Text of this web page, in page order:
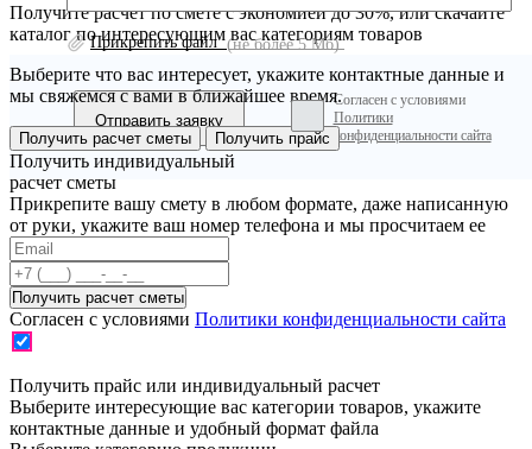
Прикрепить файл(не более 5 Мб)
Согласен с условиями
Политики
конфиденциальности сайта
Получите расчет по смете с экономией до 30%, или скачайте
каталог по интересующим вас категориям товаров
Выберите что вас интересует, укажите контактные данные и
мы свяжемся с вами в ближайшее время.
Получить расчет сметы Получить прайс
Получить индивидуальный
расчет сметы
Прикрепите вашу смету в любом формате, даже написанную
от руки, укажите ваш номер телефона и мы просчитаем ее
Согласен с условиями Политики конфиденциальности сайта
Получить прайс или индивидуальный расчет
Выберите интересующие вас категории товаров, укажите
контактные данные и удобный формат файла